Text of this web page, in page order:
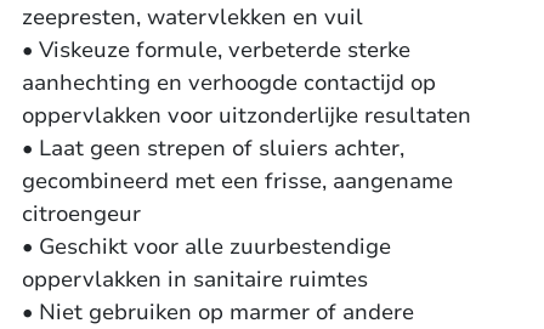
zeepresten, watervlekken en vuil
• Viskeuze formule, verbeterde sterke
aanhechting en verhoogde contactijd op
oppervlakken voor uitzonderlijke resultaten
• Laat geen strepen of sluiers achter,
gecombineerd met een frisse, aangename
citroengeur
• Geschikt voor alle zuurbestendige
oppervlakken in sanitaire ruimtes
• Niet gebruiken op marmer of andere